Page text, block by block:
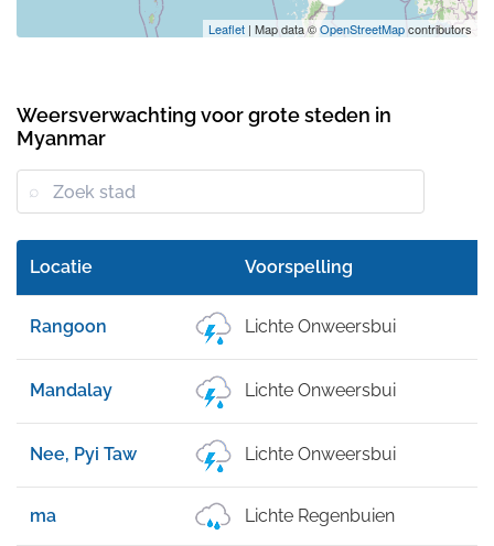
Leaflet | Map data ©OpenStreetMapcontributors
Weersverwachting voor grote steden in
Myanmar
Locatie Voorspelling
Rangoon Lichte Onweersbui
Mandalay Lichte Onweersbui
Nee, Pyi Taw Lichte Onweersbui
ma Lichte Regenbuien